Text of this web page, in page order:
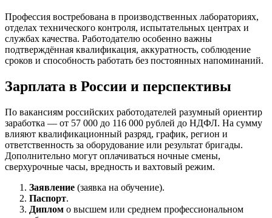
Профессия востребована в производственных лабораториях,
отделах технического контроля, испытательных центрах и
службах качества. Работодателю особенно важны
подтверждённая квалификация, аккуратность, соблюдение
сроков и способность работать без постоянных напоминаний.
Зарплата в России и перспективы
По вакансиям российских работодателей разумный ориентир
заработка — от 57 000 до 116 000 рублей до НДФЛ. На сумму
влияют квалификационный разряд, график, регион и
ответственность за оборудование или результат бригады.
Дополнительно могут оплачиваться ночные смены,
сверхурочные часы, вредность и вахтовый режим.
Заявление (заявка на обучение).
Паспорт.
Диплом о высшем или среднем профессиональном